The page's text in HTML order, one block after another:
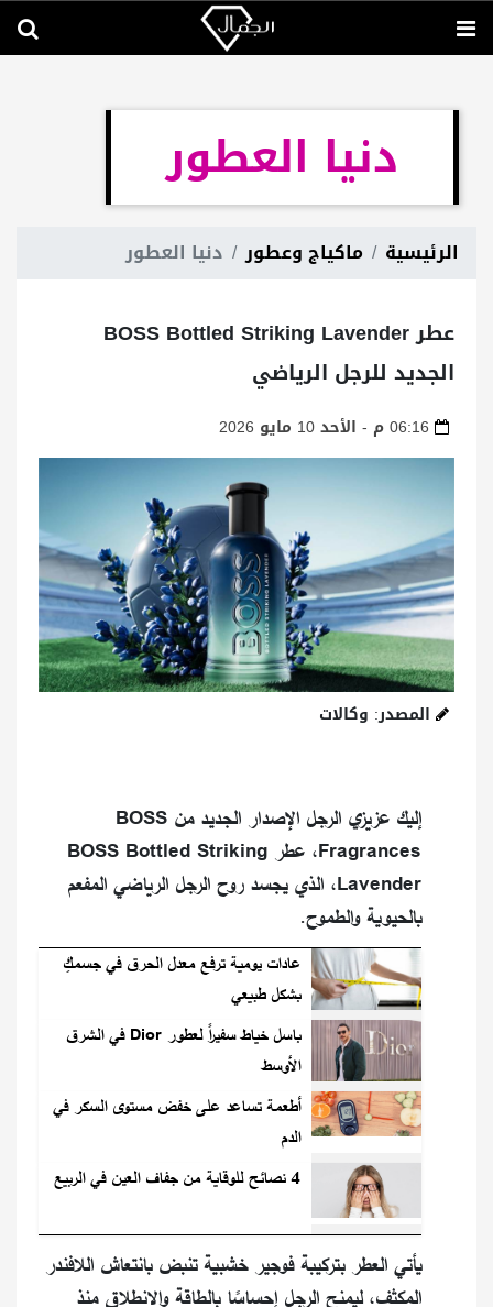
دنيا العطور
الرئيسية ماكياج وعطور دنيا العطور
عطر BOSS Bottled Striking Lavender
الجديد للرجل الرياضي
المصدر: وكالات
إليك عزيزي الرجل الإصدار الجديد من BOSS
Fragrances، عطر BOSS Bottled Striking
Lavender، الذي يجسد روح الرجل الرياضي المفعم
بالحيوية والطموح.
عادات يومية ترفع معدل الحرق في جسمكِ
بشكل طبيعي
باسل خياط سفيراً لعطور Dior في الشرق
الأوسط
أطعمة تساعد على خفض مستوى السكر في
الدم
4 نصائح للوقاية من جفاف العين في الربيع
يأتي العطر بتركيبة فوجير خشبية تنبض بانتعاش اللافندر
المكثف، ليمنح الرجل إحساسًا بالطاقة والانطلاق منذ